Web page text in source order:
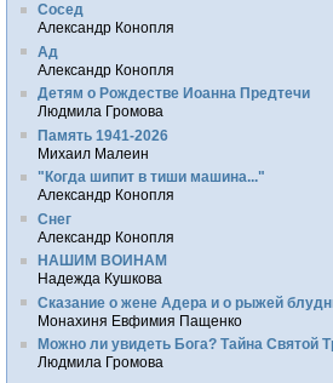
Сосед
Александр Конопля
Ад
Александр Конопля
Детям о Рождестве Иоанна Предтечи
Людмила Громова
Память 1941-2026
Михаил Малеин
"Когда шипит в тиши машина..."
Александр Конопля
Снег
Александр Конопля
НАШИМ ВОИНАМ
Надежда Кушкова
Сказание о жене Адера и о рыжей
Монахиня Евфимия Пащенко
Можно ли увидеть Бога? Тайна Святой
Людмила Громова